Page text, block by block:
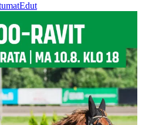
Edut